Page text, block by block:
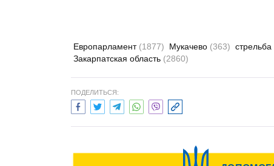
Европарламент (1877) Мукачево (363) стрельба
Закарпатская область (2860)
ПОДЕЛИТЬСЯ: